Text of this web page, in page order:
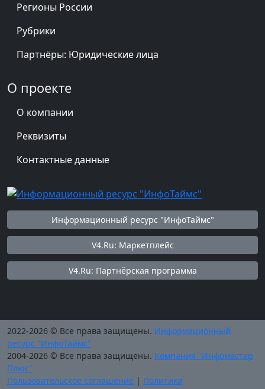
Регионы России
Рубрики
Партнёры: Юридические лица
О проекте
О компании
Реквизиты
Контактные данные
Информационный ресурс "ИнфоТаймс"
V4.Ru: Маркетплейс
V4.Ru: Партнёрская программа
2022-2026 © Все права защищены. Информационный
ресурс "ИнфоТаймс"
2004-2026 © Все права защищены. Компания "Инфомастер
Плюс"
Пользовательское соглашение | Политика